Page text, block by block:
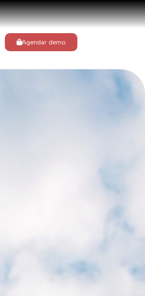
Agendar demo